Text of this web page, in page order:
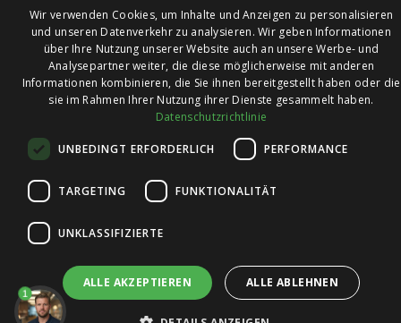
© 2026 Ledleuchtendiscounter.de
auf
Trusted Shops
1
Wir verwenden Cookies, um Inhalte und Anzeigen zu personalisieren
und unseren Datenverkehr zu analysieren. Wir geben Informationen
über Ihre Nutzung unserer Website auch an unsere Werbe- und
Analysepartner weiter, die diese möglicherweise mit anderen
Informationen kombinieren, die Sie ihnen bereitgestellt haben oder die
sie im Rahmen Ihrer Nutzung ihrer Dienste gesammelt haben.
Datenschutzrichtlinie
UNBEDINGT ERFORDERLICH PERFORMANCE
TARGETING FUNKTIONALITÄT
UNKLASSIFIZIERTE
ALLE AKZEPTIEREN ALLE ABLEHNEN